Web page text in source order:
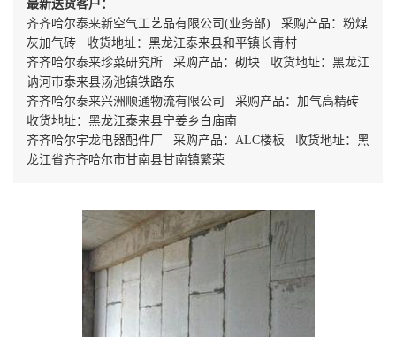
最新送货客户：
齐齐哈尔泰来新空气工艺品有限公司(业务部) 采购产品：粉煤
灰加气砖 收货地址：黑龙江泰来县和平镇长青村
齐齐哈尔泰来珍菜研究所 采购产品：砌块 收货地址：黑龙江
讷河市泰来县汤池镇铁路东
齐齐哈尔泰来兴洲顺通物流有限公司 采购产品：加气高精砖
收货地址：黑龙江泰来县宁姜乡白庙南
齐齐哈尔宇龙电器配件厂 采购产品：ALC楼板 收货地址：黑
龙江省齐齐哈尔市甘南县甘南镇繁荣